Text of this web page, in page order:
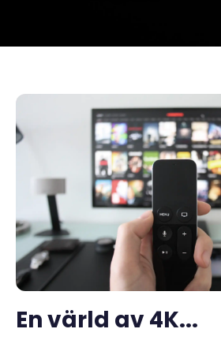
En värld av 4K...